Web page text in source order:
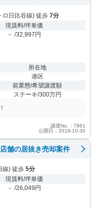
ロ日比谷線) 徒歩 7分
現賃料/坪単価
－ /32,997円
所在地
港区
前業態/希望譲渡額
ステーキ/300万円
譲渡No.：7961
公開日：2019-10-30
舗の居抜き売却案件
線) 徒歩 5分
現賃料/坪単価
－ /26,049円